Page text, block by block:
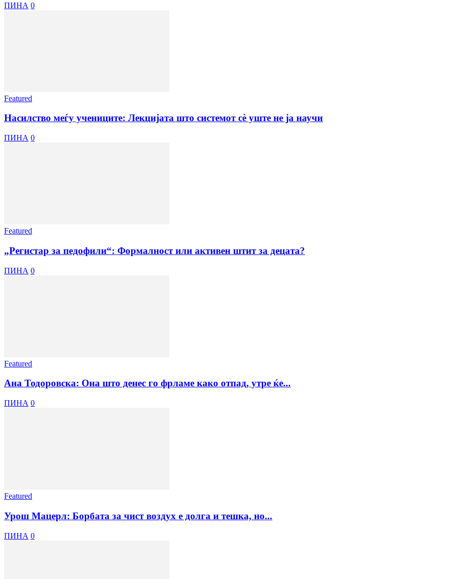
ПИНА 0
Featured
Насилство меѓу учениците: Лекцијата што системот сѐ уште не ја научи
ПИНА 0
Featured
„Регистар за педофили“: Формалност или активен штит за децата?
ПИНА 0
Featured
Ана Тодоровска: Она што денес го фрламе како отпад, утре ќе...
ПИНА 0
Featured
Урош Мацерл: Борбата за чист воздух е долга и тешка, но...
ПИНА 0